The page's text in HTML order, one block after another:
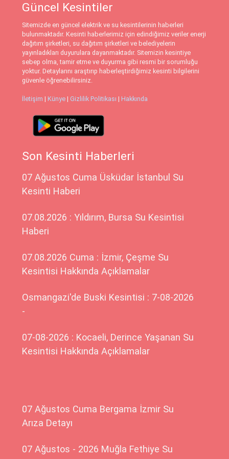
Güncel Kesintiler
Sitemizde en güncel elektrik ve su kesintilerinin haberleri
bulunmaktadır. Kesinti haberlerimiz için edindiğimiz veriler enerji
dağıtım şirketleri, su dağıtım şirketleri ve belediyelerin
yayınladıkları duyurulara dayanmaktadır. Sitemizin kesintiye
sebep olma, tamir etme ve duyurma gibi resmi bir sorumluğu
yoktur. Detaylarını araştırıp haberleştirdiğimiz kesinti bilgilerini
güvenle öğrenebilirsiniz.
İletişim | Künye | Gizlilik Politikası | Hakkında
Son Kesinti Haberleri
07 Ağustos Cuma Üsküdar İstanbul Su
Kesinti Haberi
07.08.2026 : Yıldırım, Bursa Su Kesintisi
Haberi
07.08.2026 Cuma : İzmir, Çeşme Su
Kesintisi Hakkında Açıklamalar
Osmangazi'de Buski Kesintisi : 7-08-2026
-
07-08-2026 : Kocaeli, Derince Yaşanan Su
Kesintisi Hakkında Açıklamalar
07 Ağustos Cuma Bergama İzmir Su
Arıza Detayı
07 Ağustos - 2026 Muğla Fethiye Su